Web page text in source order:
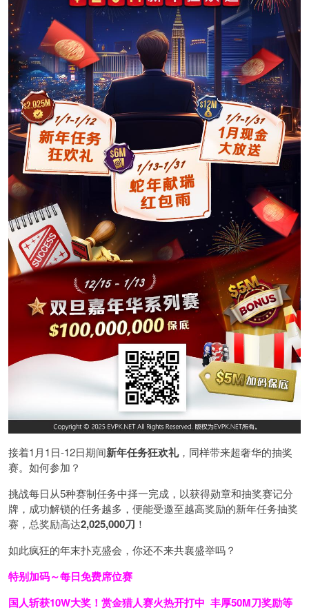
接着1月1日-12日期间新年任务狂欢礼，同样带来超奢华的抽奖
赛。如何参加？
挑战每日从5种赛制任务中择一完成，以获得勋章和抽奖赛记分
牌，成功解锁的任务越多，便能受邀至越高奖励的新年任务抽奖
赛，总奖励高达2,025,000刀 ！
如此疯狂的年末扑克盛会，你还不来共襄盛举吗？
特别加码～每日免费席位赛
国人斩获10W大奖！ 赏金猎人赛火热开打中 丰厚50M刀奖励等